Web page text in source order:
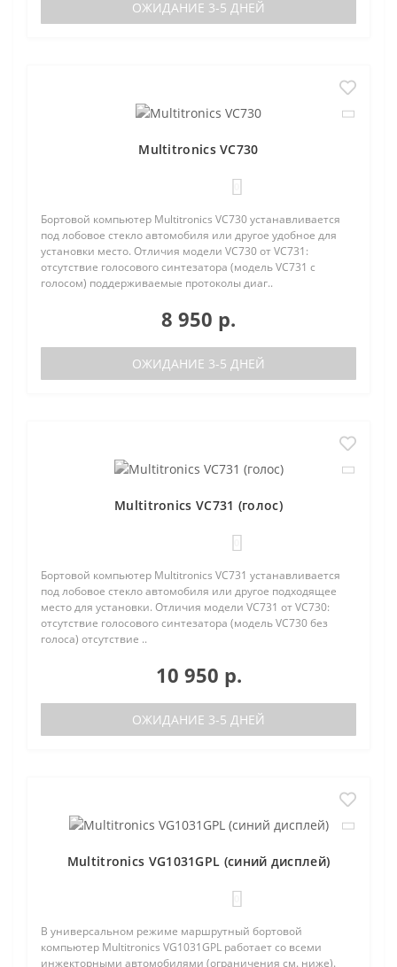
ОЖИДАНИЕ 3-5 ДНЕЙ
Multitronics VC730
Бортовой компьютер Multitronics VC730 устанавливается
под лобовое стекло автомобиля или другое удобное для
установки место. Отличия модели VC730 от VC731:
отсутствие голосового синтезатора (модель VC731 с
голосом) поддерживаемые протоколы диаг..
8 950 р.
ОЖИДАНИЕ 3-5 ДНЕЙ
Multitronics VC731 (голос)
Бортовой компьютер Multitronics VC731 устанавливается
под лобовое стекло автомобиля или другое подходящее
место для установки. Отличия модели VC731 от VC730:
отсутствие голосового синтезатора (модель VC730 без
голоса) отсутствие ..
10 950 р.
ОЖИДАНИЕ 3-5 ДНЕЙ
Multitronics VG1031GPL (синий дисплей)
В универсальном режиме маршрутный бортовой
компьютер Multitronics VG1031GPL работает со всеми
инжекторными автомобилями (ограничения см. ниже).